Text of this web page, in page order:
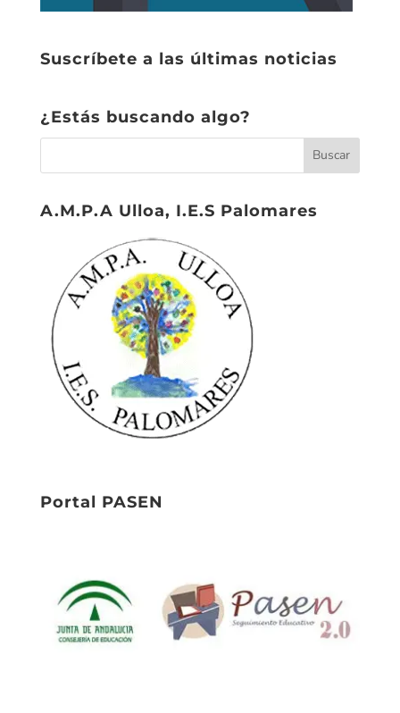
Suscríbete a las últimas noticias
¿Estás buscando algo?
A.M.P.A Ulloa, I.E.S Palomares
Portal PASEN